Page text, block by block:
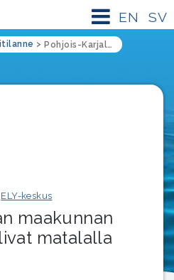
SV
EN
> Pohjois-Karjalan maakunnan vedenpinnat olivat matalalla lokakuussa
ELY-keskus
maakunnan
matalalla